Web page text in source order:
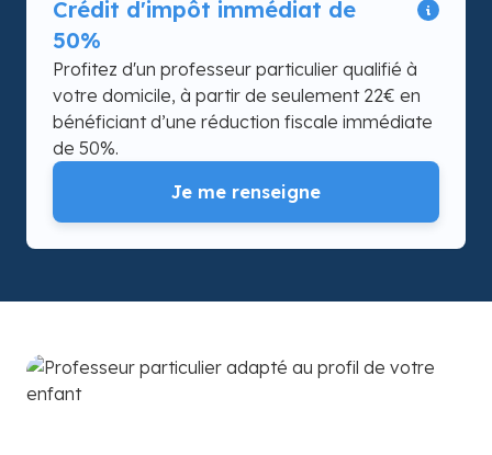
Crédit d'impôt immédiat de
50%
Profitez d'un professeur particulier qualifié à
votre domicile, à partir de seulement 22€ en
bénéficiant d’une réduction fiscale immédiate
de 50%.
Je me renseigne